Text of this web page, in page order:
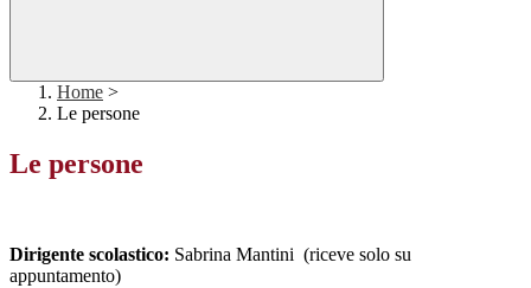
Home >
Le persone
Le persone
Dirigente scolastico: Sabrina Mantini (riceve solo su
appuntamento)